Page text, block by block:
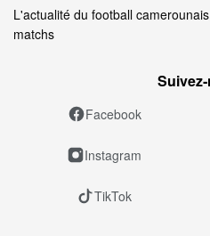
L'actualité du football
matchs
Facebook
Instagram
TikTok